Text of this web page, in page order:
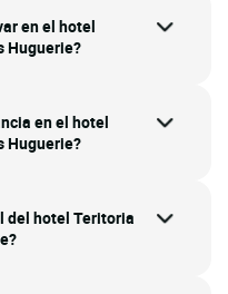
en el hotel
Huguerie?
en el hotel
Huguerie?
del hotel Teritoria